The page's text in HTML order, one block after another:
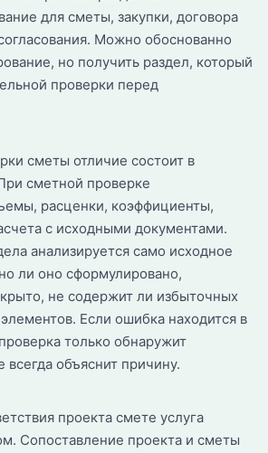
для сметы, закупки, договора
Можно обоснованно
но получить раздел, который
проверки перед
сметы отличие состоит в
сметной проверке
расценки, коэффициенты,
с исходными документами.
анализируется само исходное
ли оно сформулировано,
не содержит ли избыточных
Если ошибка находится в
только обнаружит
всегда объяснит причину.
проекта смете услуга
Сопоставление проекта и сметы